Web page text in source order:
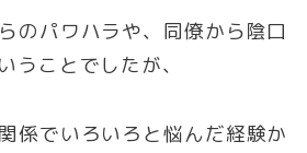
のパワハラや、同僚から陰口
ことでしたが、
係でいろいろと悩んだ経験か